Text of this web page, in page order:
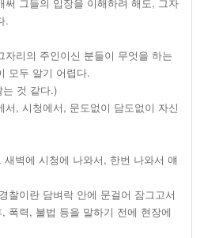
.
자리의 주인이신 분들이 무엇을 하는
모두 알기 어렵다.
는 것 같다.)
서, 시청에서, 문도없이 담도없이 자신
벽에 시청에 나와서, 한번 나와서 얘
찰이란 담벼락 안에 문걸어 잠그고서
폭력, 불법 등을 말하기 전에 현장에